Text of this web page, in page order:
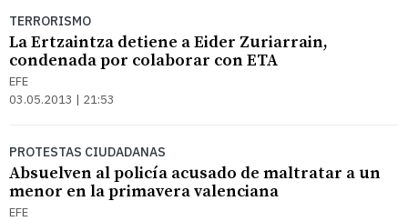
TERRORISMO
La Ertzaintza detiene a Eider Zuriarrain,
condenada por colaborar con ETA
EFE
03.05.2013 | 21:53
PROTESTAS CIUDADANAS
Absuelven al policía acusado de maltratar a un
menor en la primavera valenciana
EFE